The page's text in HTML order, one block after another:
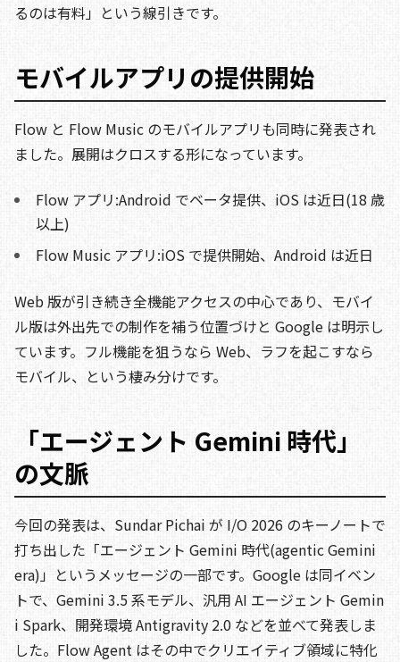
るのは有料」という線引きです。
モバイルアプリの提供開始
Flow と Flow Music のモバイルアプリも同時に発表され
ました。展開はクロスする形になっています。
Flow アプリ:Android でベータ提供、iOS は近日(18 歳
以上)
Flow Music アプリ:iOS で提供開始、Android は近日
Web 版が引き続き全機能アクセスの中心であり、モバイ
ル版は外出先での制作を補う位置づけと Google は明示し
ています。フル機能を狙うなら Web、ラフを起こすなら
モバイル、という棲み分けです。
「エージェント Gemini 時代」
の文脈
今回の発表は、Sundar Pichai が I/O 2026 のキーノートで
打ち出した「エージェント Gemini 時代(agentic Gemini
era)」というメッセージの一部です。Google は同イベン
トで、Gemini 3.5 系モデル、汎用 AI エージェント Gemin
i Spark、開発環境 Antigravity 2.0 などを並べて発表しま
した。Flow Agent はその中でクリエイティブ領域に特化